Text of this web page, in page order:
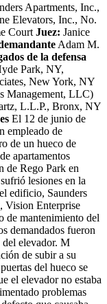
Apartments, Inc.,
Elevators, Inc., No.
Court Juez: Janice
Adam M.
de la defensa
Park, NY,
New York, NY
Management, LLC)
L.L.P., Bronx, NY
El 12 de junio de
empleado de
de un hueco de
apartamentos
de Rego Park en
lesiones en la
edificio, Saunders
Vision Enterprise
de mantenimiento del
demandados fueron
del elevador. M
de subir a su
del hueco se
el elevador no estaba
problemas